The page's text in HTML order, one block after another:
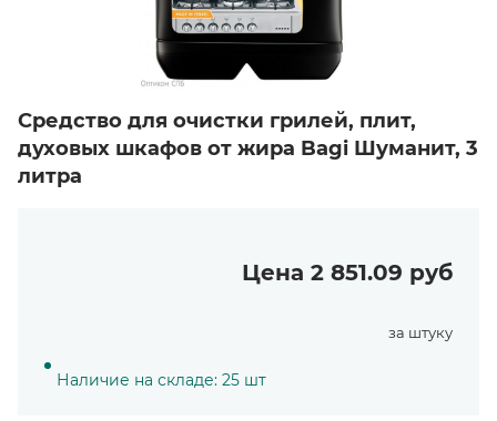
Средство для очистки грилей, плит,
духовых шкафов от жира Bagi Шуманит, 3
литра
Цена 2 851.09 руб
за штуку
Наличие на складе: 25 шт